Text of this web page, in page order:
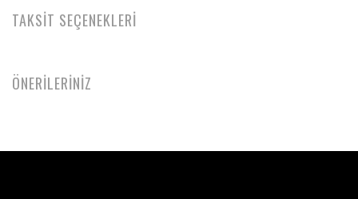
TAKSİT SEÇENEKLERİ
ÖNERİLERİNİZ